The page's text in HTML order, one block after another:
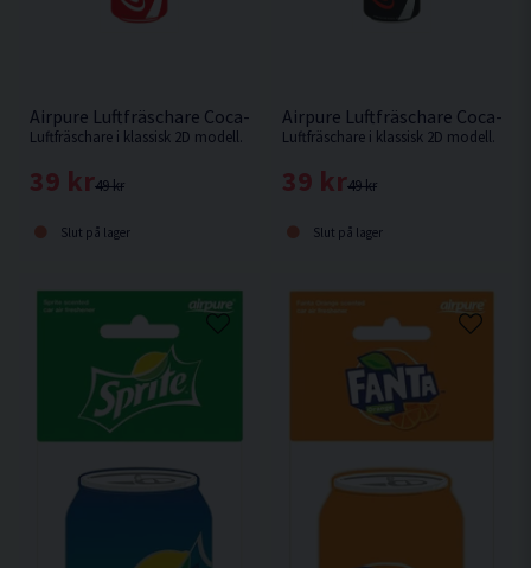
Airpure Luftfräschare Coca-Cola 2D
Luftfräschare i klassisk 2D modell.
49 kr
39 kr
Slut på lager
Airpure Luftfräschare Coca-
Luftfräschare i klassisk 2D modell.
49 kr
39 kr
Slut på lager